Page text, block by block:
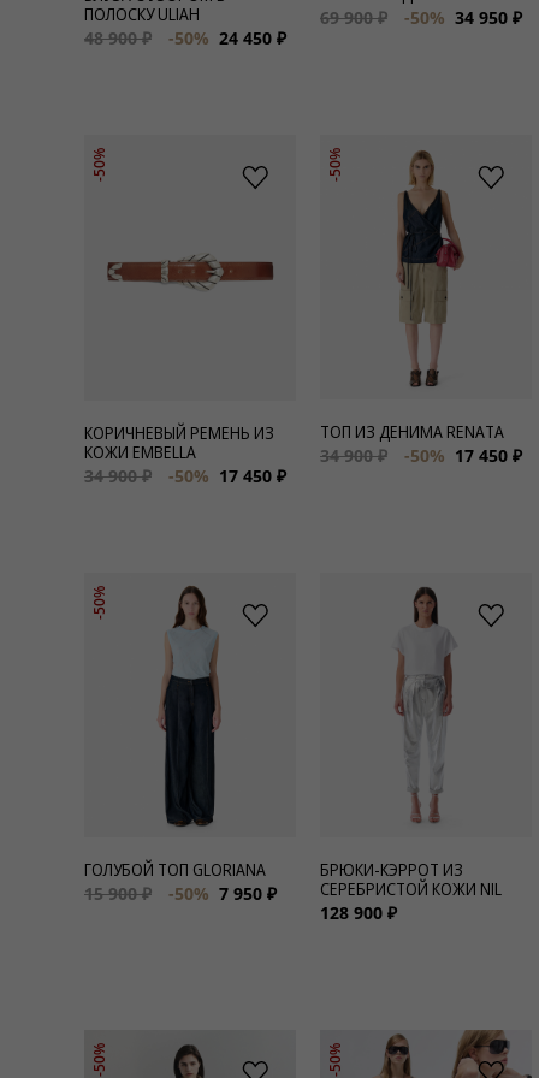
ПОЛОСКУ ULIAH
48 900 ₽
-50% 24 450 ₽
69 900 ₽
-50% 34 950 ₽
-50%
КОРИЧНЕВЫЙ РЕМЕНЬ ИЗ
КОЖИ EMBELLA
34 900 ₽
-50% 17 450 ₽
-50%
ТОП ИЗ ДЕНИМА RENATA
34 900 ₽
-50% 17 450 ₽
-50%
ГОЛУБОЙ ТОП GLORIANA
15 900 ₽
-50% 7 950 ₽
БРЮКИ-КЭРРОТ ИЗ
СЕРЕБРИСТОЙ КОЖИ NIL
128 900 ₽
-50% -50%